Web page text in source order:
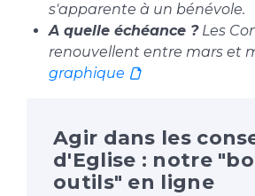
s'apparente à un bénévole.
A quelle échéance ?Les
renouvellent entre mars et
graphique
Agir dans les
d'Eglise : notre
outils" en ligne